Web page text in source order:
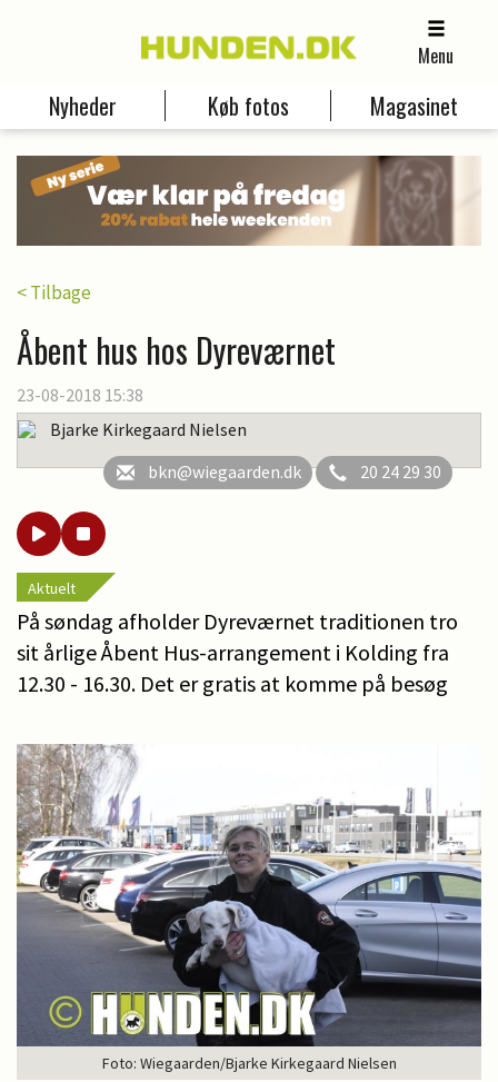
Menu
Nyheder Køb fotos Magasinet
< Tilbage
Åbent hus hos Dyreværnet
23-08-2018 15:38
Bjarke Kirkegaard Nielsen
bkn@wiegaarden.dk
20 24 29 30
Aktuelt
På søndag afholder Dyreværnet traditionen tro
sit årlige Åbent Hus-arrangement i Kolding fra
12.30 - 16.30. Det er gratis at komme på besøg
Foto: Wiegaarden/Bjarke Kirkegaard Nielsen